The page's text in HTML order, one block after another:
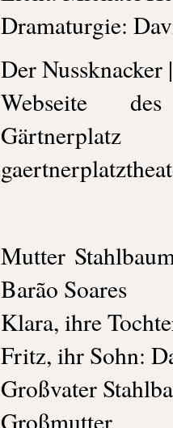
Dramaturgie:
Der Nussknacker
Webseite
Gärtnerplatz
Mutter
Barão Soares
Klara, ihre
Fritz, ihr Sohn:
Großvater
Großmutter